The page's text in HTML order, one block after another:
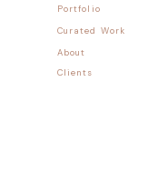
Portfolio
Curated Work
About
Clients